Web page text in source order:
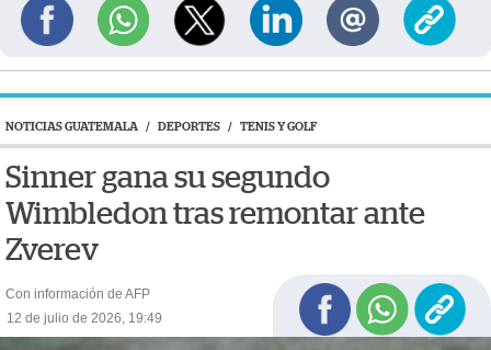
NOTICIAS GUATEMALA / DEPORTES / TENIS Y GOLF
Sinner gana su segundo
Wimbledon tras remontar ante
Zverev
Con información de AFP
12 de julio de 2026, 19:49